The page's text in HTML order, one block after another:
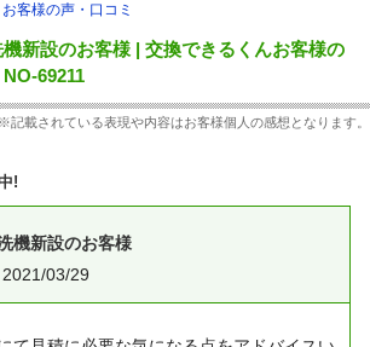
お客様の声・口コミ
新設のお客様 | 交換できるくんお客様の
69211
※記載されている表現や内容はお客様個人の感想となります。
!
機新設のお客様
03/29